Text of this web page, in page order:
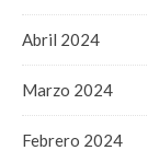
Abril 2024
Marzo 2024
Febrero 2024